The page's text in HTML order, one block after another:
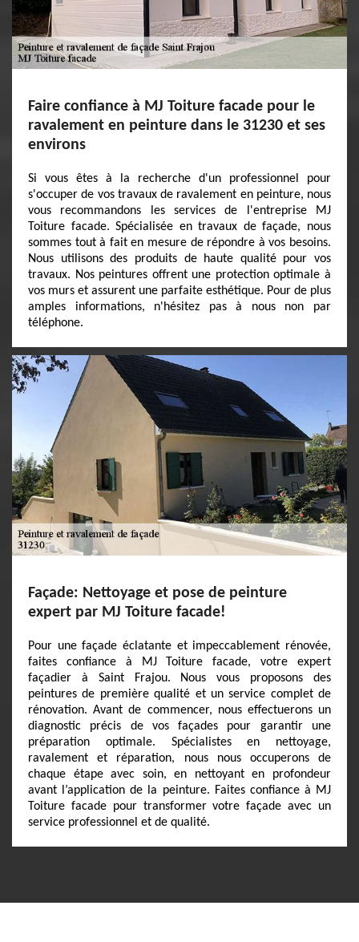
Faire confiance à MJ Toiture facade pour le
ravalement en peinture dans le 31230 et ses
environs
Si vous êtes à la recherche d'un professionnel pour
s'occuper de vos travaux de ravalement en peinture, nous
vous recommandons les services de l'entreprise MJ
Toiture facade. Spécialisée en travaux de façade, nous
sommes tout à fait en mesure de répondre à vos besoins.
Nous utilisons des produits de haute qualité pour vos
travaux. Nos peintures offrent une protection optimale à
vos murs et assurent une parfaite esthétique. Pour de plus
amples informations, n'hésitez pas à nous non par
téléphone.
Façade: Nettoyage et pose de peinture
expert par MJ Toiture facade!
Pour une façade éclatante et impeccablement rénovée,
faites confiance à MJ Toiture facade, votre expert
façadier à Saint Frajou. Nous vous proposons des
peintures de première qualité et un service complet de
rénovation. Avant de commencer, nous effectuerons un
diagnostic précis de vos façades pour garantir une
préparation optimale. Spécialistes en nettoyage,
ravalement et réparation, nous nous occuperons de
chaque étape avec soin, en nettoyant en profondeur
avant l’application de la peinture. Faites confiance à MJ
Toiture facade pour transformer votre façade avec un
service professionnel et de qualité.